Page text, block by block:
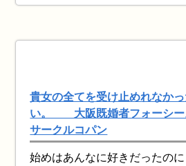
貴女の全てを受け止めれなか
い。 大阪既婚者フォーシー
サークルコパン
始めはあんなに好きだったのに